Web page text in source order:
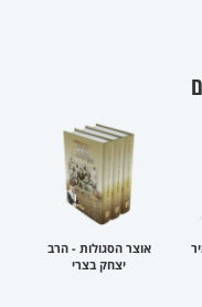
אוצר הסגולות - הרב
יצחק בצרי